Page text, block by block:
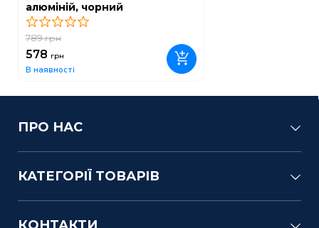
алюміній, чорний
789грн
578 грн
В наявності
ПРО НАС
КАТЕГОРІЇ ТОВАРІВ